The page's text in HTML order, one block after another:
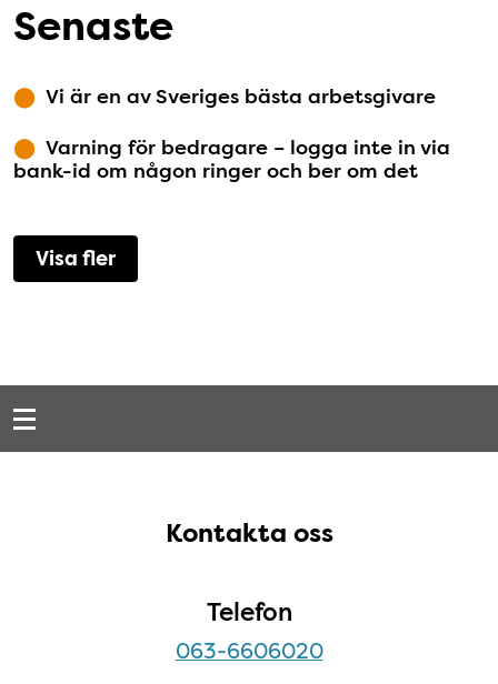
Senaste
Vi är en av Sveriges bästa arbetsgivare
Varning för bedragare – logga inte in via
bank-id om någon ringer och ber om det
Visa fler
Snabblänkar
Kontakta ossKontakta oss
Telefon
063-6606020